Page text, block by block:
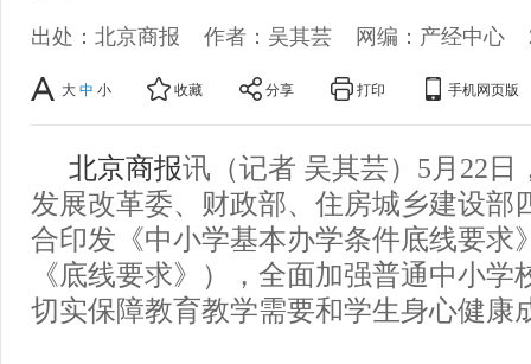
出处：北京商报 作者：吴其芸 网编：产经中心
大 中 小 收藏 分享 打印 手机网页版
北京商报讯（记者 吴其芸）5月22日
发展改革委、财政部、住房城乡建设部
合印发《中小学基本办学条件底线要求
《底线要求》），全面加强普通中小学
切实保障教育教学需要和学生身心健康